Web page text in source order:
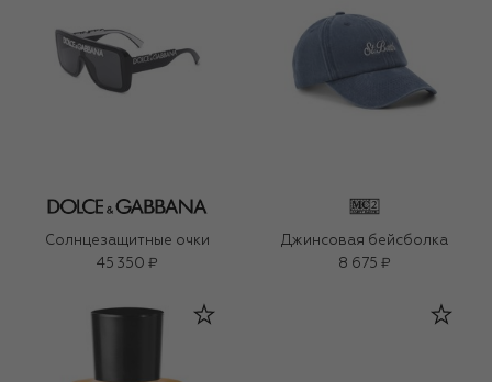
Солнцезащитные очки
45 350 ₽
Джинсовая бейсболка
8 675 ₽